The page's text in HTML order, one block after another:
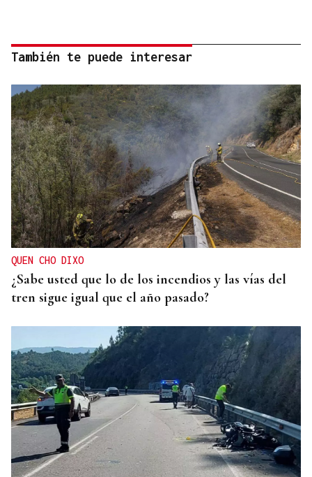
También te puede interesar
QUEN CHO DIXO
¿Sabe usted que lo de los incendios y las vías del
tren sigue igual que el año pasado?